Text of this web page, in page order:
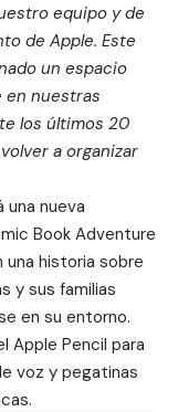
equipo y de
de Apple. Este
un espacio
en nuestras
los últimos 20
a organizar
una nueva
Book Adventure
una historia sobre
y sus familias
en su entorno.
Apple Pencil para
voz y pegatinas